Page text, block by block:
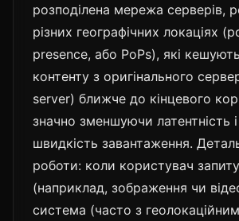
розподілена мережа серверів,
різних географічних локаціях
presence, або PoPs), які кешують
контенту з оригінального
server) ближче до кінцевого
значно зменшуючи латентність
швидкість завантаження.
роботи: коли користувач
(наприклад, зображення чи
система (часто з геолокаційним